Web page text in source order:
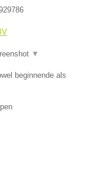
▼
beginnende als